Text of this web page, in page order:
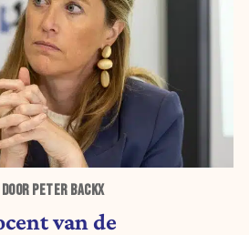
PETER BACKX
van de